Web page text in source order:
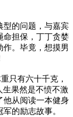
型的问题，与嘉宾
命担保，丁丁贪婪
。毕竟，想摸男
只有六十千克，
果然是不愤不激
他从阅读一本健身
的励志故事。